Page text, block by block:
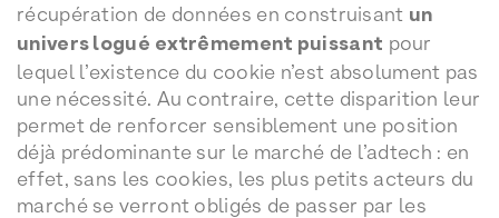
récupération de données en construisant un
univers logué extrêmement puissant pour
lequel l’existence du cookie n’est absolument pas
une nécessité. Au contraire, cette disparition leur
permet de renforcer sensiblement une position
déjà prédominante sur le marché de l’adtech : en
effet, sans les cookies, les plus petits acteurs du
marché se verront obligés de passer par les